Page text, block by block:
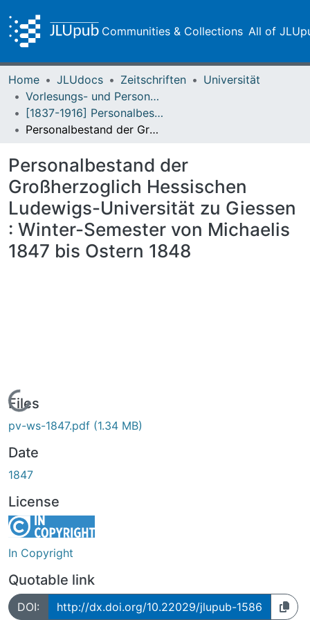
Communities & Collections All of
Home JLUdocs Zeitschriften
Universität
Vorlesungs- und Personalverzeichnis / Justus-Liebig-Universität Gießen
[1837-1916] Personalbestand / Verzeichnis der Studirenden der Großherzoglich Hessischen Ludwigs-Universität zu Giessen
Personalbestand der Großherzoglich Hessischen Ludewigs-Universität zu Giessen : Winter-Semester von Michaelis 1847 bis Ostern 1848
Personalbestand der
Großherzoglich Hessischen
Ludewigs-Universität zu Giessen
: Winter-Semester von Michaelis
1847 bis Ostern 1848
Loading...
Files
pv-ws-1847.pdf (1.34 MB)
Date
1847
License
In Copyright
Quotable link
DOI: http://dx.doi.org/10.22029/jlupub-1586